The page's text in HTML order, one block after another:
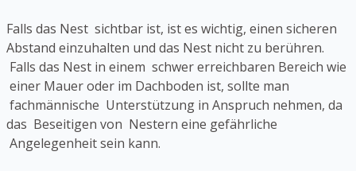
Falls das Nest sichtbar ist, ist es wichtig, einen sicheren
Abstand einzuhalten und das Nest nicht zu berühren.
Falls das Nest in einem schwer erreichbaren Bereich wie
einer Mauer oder im Dachboden ist, sollte man
fachmännische Unterstützung in Anspruch nehmen, da
das Beseitigen von Nestern eine gefährliche
Angelegenheit sein kann.